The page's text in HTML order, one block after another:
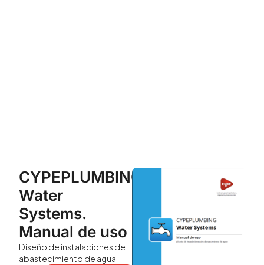
CYPEPLUMBING
Water
Systems.
Manual de uso
Diseño de instalaciones de
abastecimiento de agua